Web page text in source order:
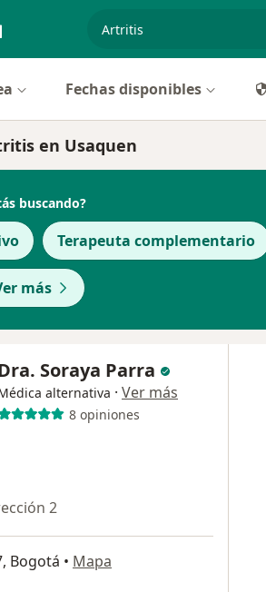
Fechas disponibles
en Usaquen
buscando?
Terapeuta complementario
más
Soraya Parra
alternativa · Ver más
8 opiniones
2
Bogotá • Mapa